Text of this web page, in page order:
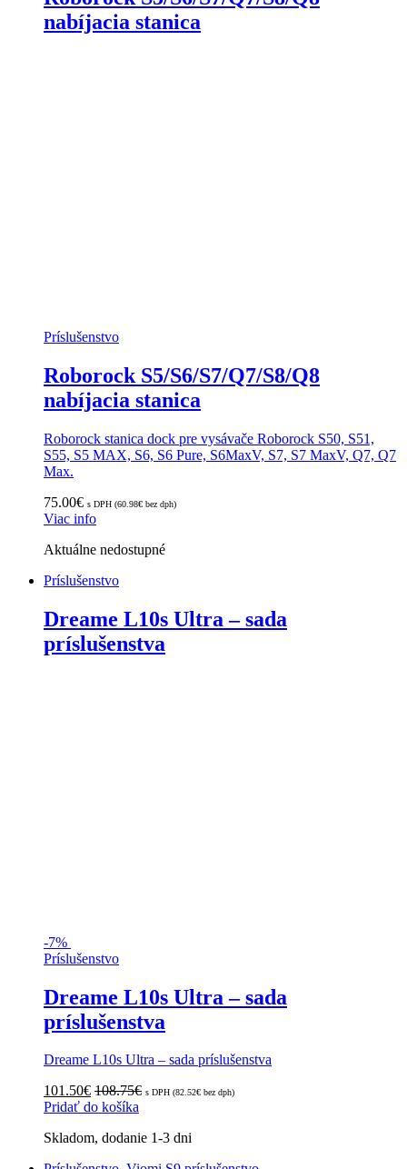
nabíjacia stanica
Príslušenstvo
Roborock S5/S6/S7/Q7/S8/Q8
nabíjacia stanica
Roborock stanica dock pre vysávače Roborock S50, S51,
S55, S5 MAX, S6, S6 Pure, S6MaxV, S7, S7 MaxV, Q7, Q7
Max.
75.00€ s DPH (60.98€ bez dph)
Viac info
Aktuálne nedostupné
Príslušenstvo
Dreame L10s Ultra – sada
príslušenstva
-7%
Príslušenstvo
Dreame L10s Ultra – sada
príslušenstva
Dreame L10s Ultra – sada príslušenstva
101.50€ 108.75€ s DPH (82.52€ bez dph)
Pridať do košíka
Skladom, dodanie 1-3 dni